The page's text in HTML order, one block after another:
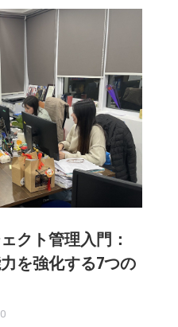
クト管理入門：
を強化する7つの